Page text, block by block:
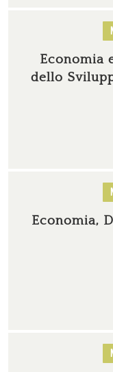
Economia
dello
Economia,